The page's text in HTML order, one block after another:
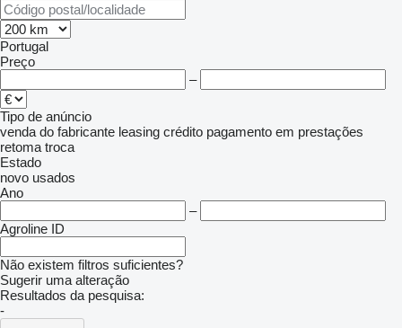
Portugal
Preço
–
Tipo de anúncio
venda do fabricante leasing crédito pagamento em prestações
retoma troca
Estado
novo usados
Ano
–
Agroline ID
Não existem filtros suficientes?
Sugerir uma alteração
Resultados da pesquisa:
-